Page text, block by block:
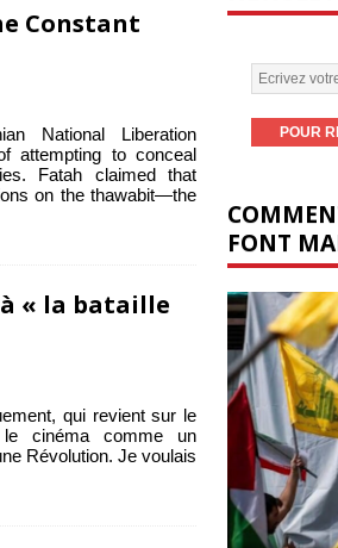
Constant
National Liberation
attempting to conceal
Fatah claimed that
on the thawabit—the
« la bataille
qui revient sur le
cinéma comme un
Révolution. Je voulais
FONT